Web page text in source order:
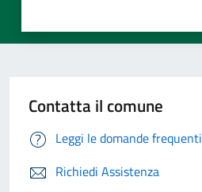
Contatta il comune
Leggi le domande frequenti
Richiedi Assistenza